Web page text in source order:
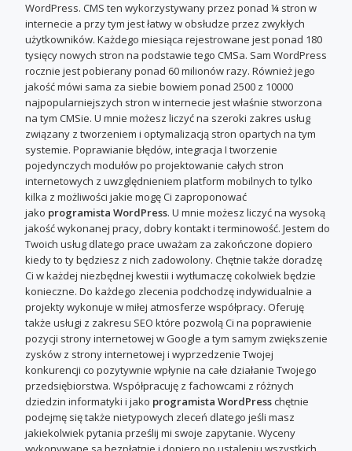
WordPress. CMS ten wykorzystywany przez ponad ¼ stron w
internecie a przy tym jest łatwy w obsłudze przez zwykłych
użytkowników. Każdego miesiąca rejestrowane jest ponad 180
tysięcy nowych stron na podstawie tego CMSa. Sam WordPress
rocznie jest pobierany ponad 60 milionów razy. Również jego
jakość mówi sama za siebie bowiem ponad 2500 z 10000
najpopularniejszych stron w internecie jest właśnie stworzona
na tym CMSie. U mnie możesz liczyć na szeroki zakres usług
związany z tworzeniem i optymalizacją stron opartych na tym
systemie. Poprawianie błędów, integracja I tworzenie
pojedynczych modułów po projektowanie całych stron
internetowych z uwzględnieniem platform mobilnych to tylko
kilka z możliwości jakie mogę Ci zaproponować
jako programista WordPress. U mnie możesz liczyć na wysoką
jakość wykonanej pracy, dobry kontakt i terminowość. Jestem do
Twoich usług dlatego prace uważam za zakończone dopiero
kiedy to ty będziesz z nich zadowolony. Chętnie także doradzę
Ci w każdej niezbędnej kwestii i wytłumaczę cokolwiek będzie
konieczne. Do każdego zlecenia podchodzę indywidualnie a
projekty wykonuje w miłej atmosferze współpracy. Oferuję
także usługi z zakresu SEO które pozwolą Ci na poprawienie
pozycji strony internetowej w Google a tym samym zwiększenie
zysków z strony internetowej i wyprzedzenie Twojej
konkurencji co pozytywnie wpłynie na całe działanie Twojego
przedsiębiorstwa. Współpracuję z fachowcami z różnych
dziedzin informatyki i jako programista WordPresschętnie
podejmę się także nietypowych zleceń dlatego jeśli masz
jakiekolwiek pytania prześlij mi swoje zapytanie. Wyceny